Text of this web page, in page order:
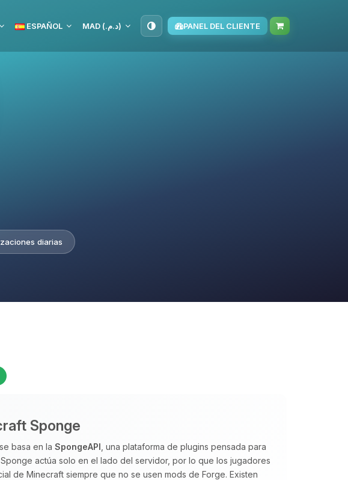
ESPAÑOL MAD (د.م.‏) PANEL DEL CLIENTE
diarias
Sponge
basa en la SpongeAPI , una plataforma de plugins pensada para
actúa solo en el lado del servidor, por lo que los jugadores
de Minecraft siempre que no se usen mods de Forge. Existen